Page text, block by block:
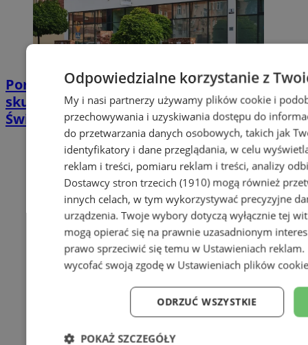
Poradnia leczenia ran przewlekłych -
skuteczna terapia trudno gojących się ran |
Świętochłowice
Odpowiedzialne korzystanie z
My i nasi partnerzy używamy plików cookie i
przechowywania i uzyskiwania dostępu do
do przetwarzania danych osobowych, takich jak
identyfikatory i dane przeglądania, w celu
reklam i treści, pomiaru reklam i treści, analizy
Dostawcy stron trzecich (1910)mogą również
innych celach, w tym wykorzystywać precyzyjne
urządzenia. Twoje wybory dotyczą wyłącznie tej
mogą opierać się na prawnie uzasadnionym
prawo sprzeciwić się temu w Ustawieniach reklam.
wycofać swoją zgodę w Ustawieniach plików cookie
ODRZUĆ WSZYSTKIE
POKAŻ SZCZEGÓŁY